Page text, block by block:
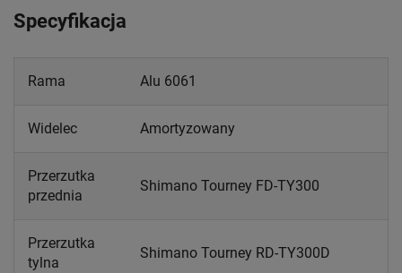
Specyfikacja
Rama Alu 6061
Widelec Amortyzowany
Przerzutka
przednia
Shimano Tourney FD-TY300
Przerzutka
tylna
Shimano Tourney RD-TY300D